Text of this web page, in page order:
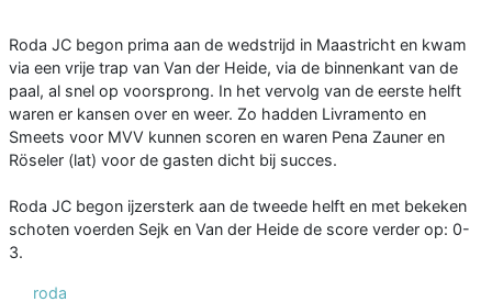
Roda JC begon prima aan de wedstrijd in Maastricht en kwam
via een vrije trap van Van der Heide, via de binnenkant van de
paal, al snel op voorsprong. In het vervolg van de eerste helft
waren er kansen over en weer. Zo hadden Livramento en
Smeets voor MVV kunnen scoren en waren Pena Zauner en
Röseler (lat) voor de gasten dicht bij succes.
Roda JC begon ijzersterk aan de tweede helft en met bekeken
schoten voerden Sejk en Van der Heide de score verder op: 0-
3.
roda